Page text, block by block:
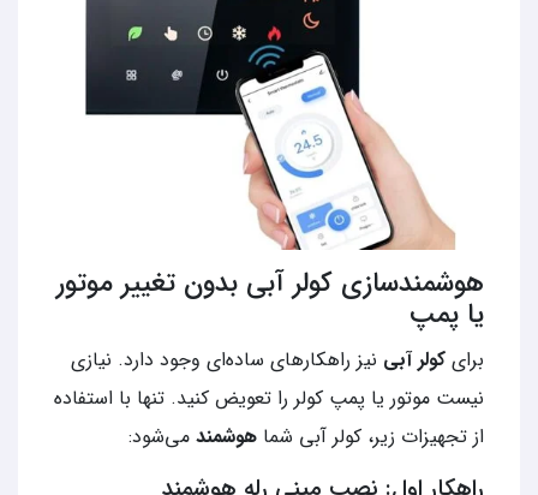
هوشمندسازی کولر آبی بدون تغییر موتور
یا پمپ
برای کولر آبی نیز راهکارهای ساده‌ای وجود دارد. نیازی
نیست موتور یا پمپ کولر را تعویض کنید. تنها با استفاده
از تجهیزات زیر، کولر آبی شما هوشمند می‌شود: